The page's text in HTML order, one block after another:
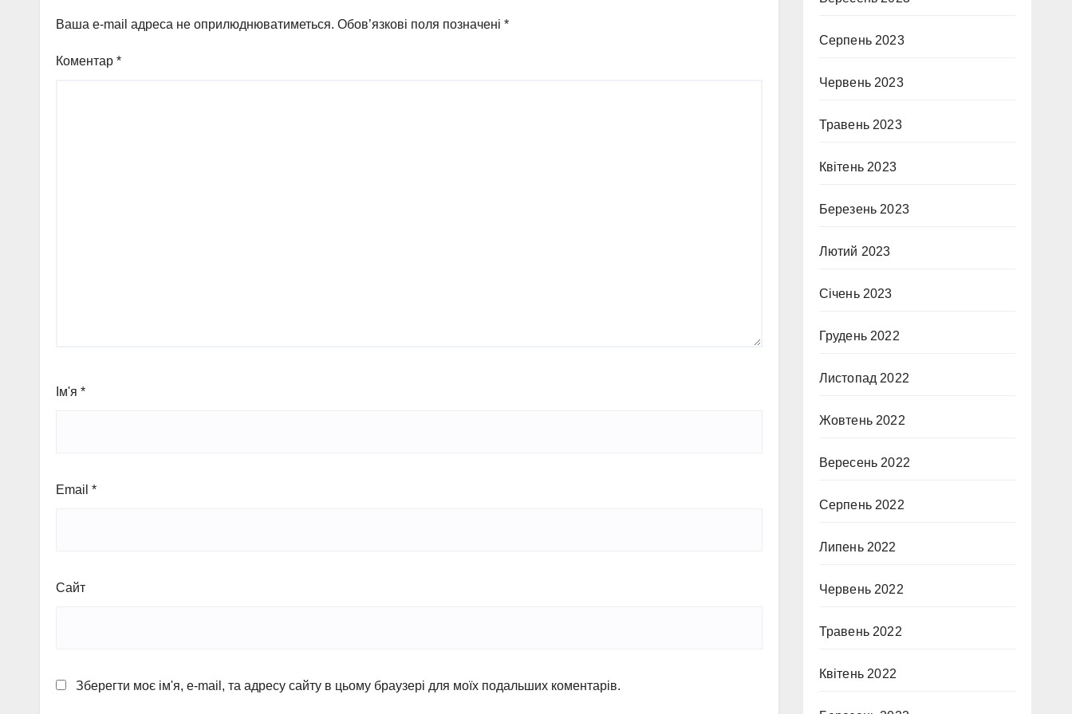
Ваша e-mail адреса не оприлюднюватиметься. Обов’язкові поля позначені *
Коментар *
Ім'я *
Email *
Сайт
Зберегти моє ім'я, e-mail, та адресу сайту в цьому браузері для моїх подальших коментарів.
Серпень 2023
Червень 2023
Травень 2023
Квітень 2023
Березень 2023
Лютий 2023
Січень 2023
Грудень 2022
Листопад 2022
Жовтень 2022
Вересень 2022
Серпень 2022
Липень 2022
Червень 2022
Травень 2022
Квітень 2022